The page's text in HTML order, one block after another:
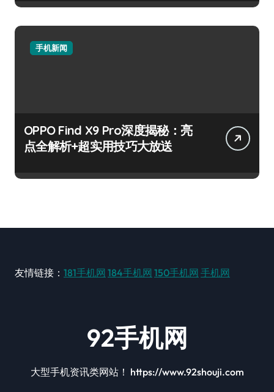
手机新闻
OPPO Find X9 Pro深度揭秘：亮
点全解析+超实用技巧大放送
友情链接： 181手机网 184手机网 150手机网 手机网
92手机网
大型手机资讯类网站！ https://www.92shouji.com